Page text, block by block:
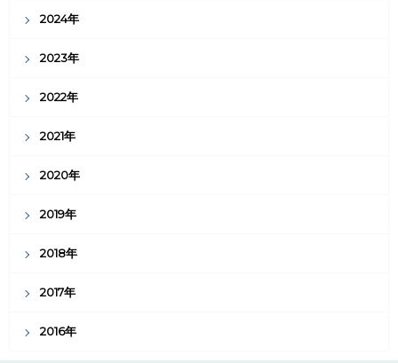
2024年
2023年
2022年
2021年
2020年
2019年
2018年
2017年
2016年